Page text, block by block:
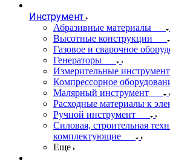
Инструмент
Абразивные материалы
Высотные конструкции
Газовое и сварочное
Генераторы
Измерительные
Компрессорное
Малярный инструмент
Расходные материалы к
Ручной инструмент
Силовая, строительная
комплектующие
Еще